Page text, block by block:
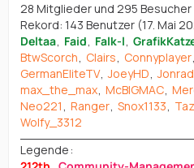
28 Mitglieder und 295 Besucher
Rekord: 143 Benutzer (17. Mai
Deltaa Faid Falk-l
BtwScorch
Clairs Connyplayer
GermanEliteTV JoeyHD Jonrad
max_the_max McBIGMAC
Neo221
Ranger Snox1133
Wolfy_3312
Legende